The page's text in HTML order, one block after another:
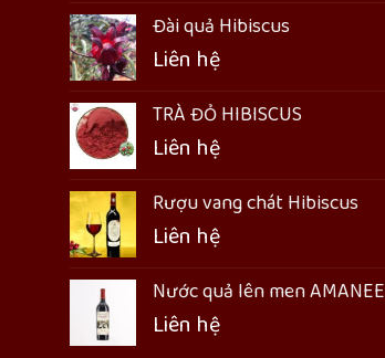
Đài quả Hibiscus
Liên hệ
TRÀ ĐỎ HIBISCUS
Liên hệ
Rượu vang chát Hibiscus
Liên hệ
Nước quả lên men AMANEE
Liên hệ